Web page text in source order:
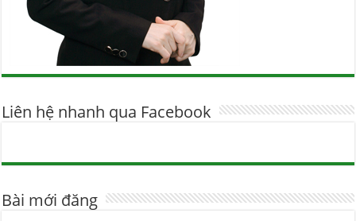
Liên hệ nhanh qua Facebook
Bài mới đăng